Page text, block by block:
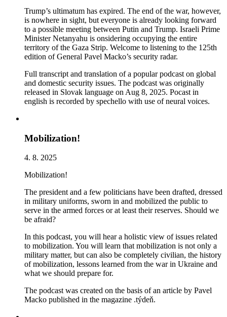
Trump’s ultimatum has expired. The end of the war, however,
is nowhere in sight, but everyone is already looking forward
to a possible meeting between Putin and Trump. Israeli Prime
Minister Netanyahu is onsidering occupying the entire
territory of the Gaza Strip. Welcome to listening to the 125th
edition of General Pavel Macko’s security radar.
Full transcript and translation of a popular podcast on global
and domestic security issues. The podcast was originally
released in Slovak language on Aug 8, 2025. Pocast in
english is recorded by spechello with use of neural voices.
Mobilization!
4. 8. 2025
Mobilization!
The president and a few politicians have been drafted, dressed
in military uniforms, sworn in and mobilized the public to
serve in the armed forces or at least their reserves. Should we
be afraid?
In this podcast, you will hear a holistic view of issues related
to mobilization. You will learn that mobilization is not only a
military matter, but can also be completely civilian, the history
of mobilization, lessons learned from the war in Ukraine and
what we should prepare for.
The podcast was created on the basis of an article by Pavel
Macko published in the magazine .týdeň.